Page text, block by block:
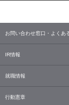
お問い合わせ窓口・よくあ
IR情報
就職情報
行動憲章